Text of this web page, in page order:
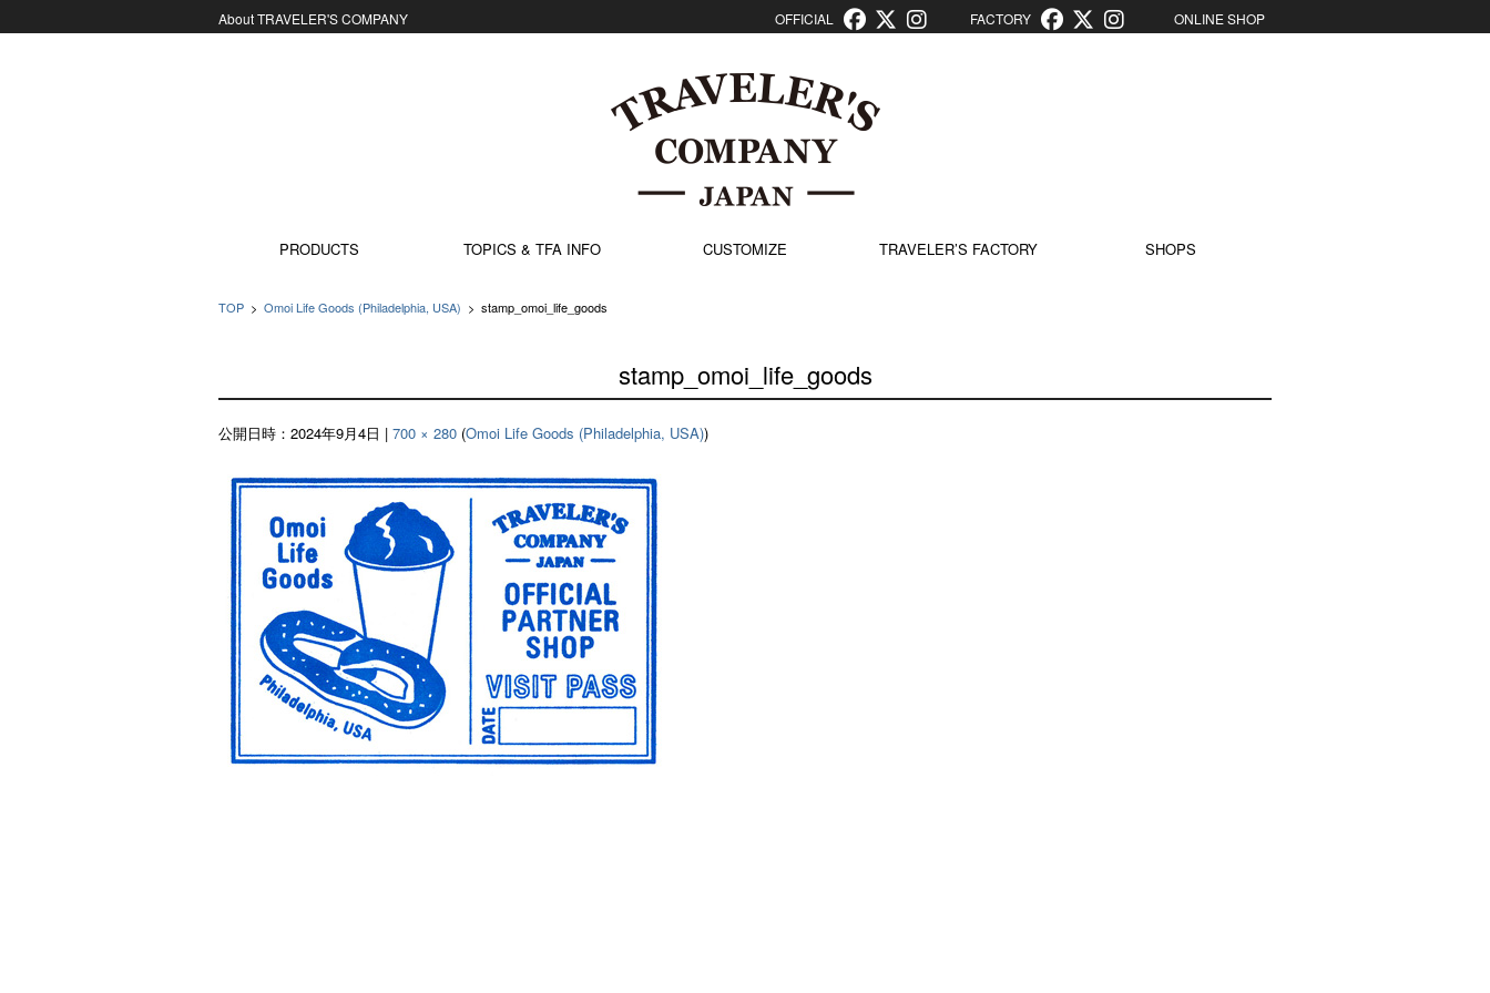
About TRAVELER'S COMPANY OFFICIAL FACTORY ONLINE SHOP
PRODUCTS
TOPICS & TFA INFO CUSTOMIZE TRAVELER’S FACTORY SHOPS
TOP > Omoi Life Goods (Philadelphia, USA) > stamp_omoi_life_goods
stamp_omoi_life_goods
公開日時： 2024年9月4日 | 700 × 280 (Omoi Life Goods (Philadelphia, USA))